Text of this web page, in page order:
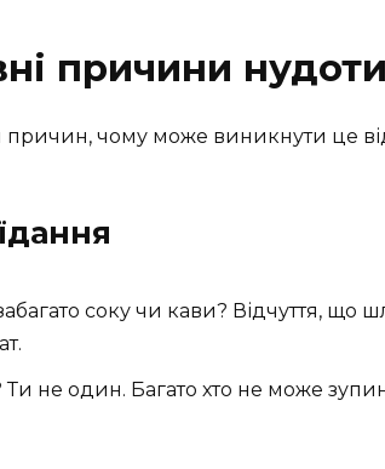
причини нудоти
причин, чому може виникнути це
соку чи кави? Відчуття, що
Ти не один. Багато хто не може